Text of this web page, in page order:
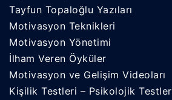
Tayfun Topaloğlu Yazıları
Motivasyon Teknikleri
Motivasyon Yönetimi
İlham Veren Öyküler
Motivasyon ve Gelişim Videoları
Kişilik Testleri – Psikolojik Testler